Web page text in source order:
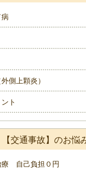
側上顆炎）
ト
【交通事故】のお悩
療 自己負担０円